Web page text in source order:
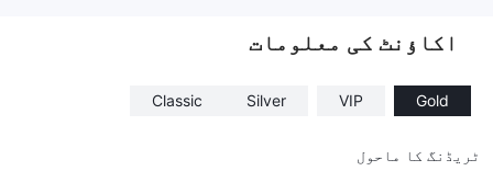
اکاؤنٹ کی معلومات
Gold
VIP
Silver
Classic
ٹریڈنگ کا ماحول